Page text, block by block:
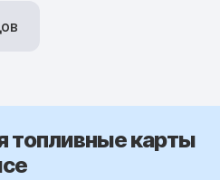
топливные карты